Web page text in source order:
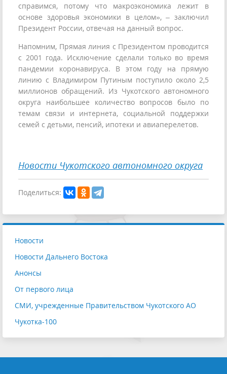
справимся, потому что макроэкономика лежит в
основе здоровья экономики в целом», – заключил
Президент России, отвечая на данный вопрос.
Напомним, Прямая линия с Президентом проводится
с 2001 года. Исключение сделали только во время
пандемии коронавируса. В этом году на прямую
линию с Владимиром Путиным поступило около 2,5
миллионов обращений. Из Чукотского автономного
округа наибольшее количество вопросов было по
темам связи и интернета, социальной поддержки
семей с детьми, пенсий, ипотеки и авиаперелетов.
Новости Чукотского автономного округа
Поделиться:
Новости
Новости Дальнего Востока
Анонсы
От первого лица
СМИ, учрежденные Правительством Чукотского АО
Чукотка-100